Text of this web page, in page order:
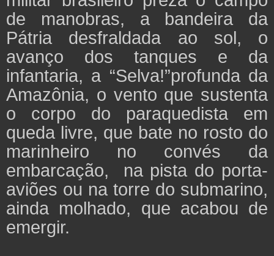
de manobras, a bandeira da
Pátria desfraldada ao sol, o
avanço dos tanques e da
infantaria, a “Selva!”profunda da
Amazônia, o vento que sustenta
o corpo do paraquedista em
queda livre, que bate no rosto do
marinheiro no convés da
embarcação, na pista do porta-
aviões ou na torre do submarino,
ainda molhado, que acabou de
emergir.